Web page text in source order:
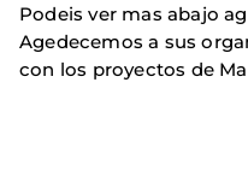
Podeis ver mas abajo
Agedecemos a sus
con los proyectos de